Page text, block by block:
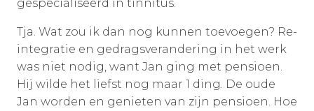
gespecialiseerd in tinnitus.
Tja. Wat zou ik dan nog kunnen toevoegen? Re-
integratie en gedragsverandering in het werk
was niet nodig, want Jan ging met pensioen.
Hij wilde het liefst nog maar 1 ding. De oude
Jan worden en genieten van zijn pensioen. Hoe